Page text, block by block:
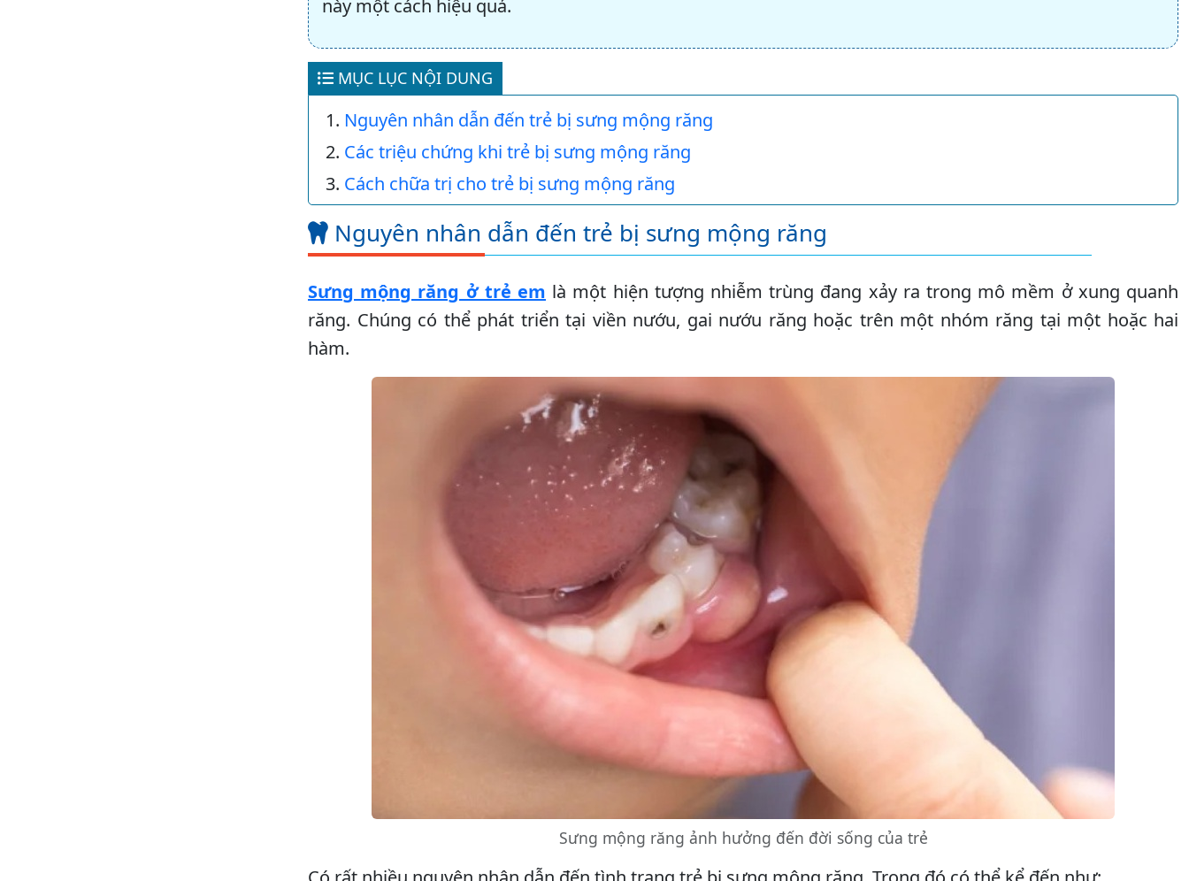
này một cách hiệu quả.
MỤC LỤC NỘI DUNG
Nguyên nhân dẫn đến trẻ bị sưng mộng răng
Các triệu chứng khi trẻ bị sưng mộng răng
Cách chữa trị cho trẻ bị sưng mộng răng
Nguyên nhân dẫn đến trẻ bị sưng mộng răng
Sưng mộng răng ở trẻ em là một hiện tượng nhiễm trùng đang xảy ra trong mô mềm ở xung quanh
răng. Chúng có thể phát triển tại viền nướu, gai nướu răng hoặc trên một nhóm răng tại một hoặc hai
hàm.
Sưng mộng răng ảnh hưởng đến đời sống của trẻ